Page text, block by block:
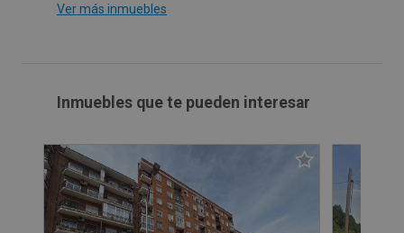
Ver más inmuebles
Inmuebles que te pueden interesar